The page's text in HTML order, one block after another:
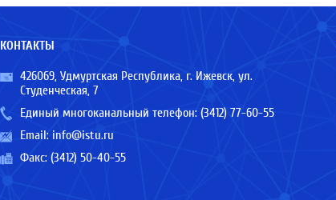
КОНТАКТЫ
426069, Удмуртская Республика, г. Ижевск, ул.
Студенческая, 7
Единый многоканальный телефон: (3412) 77-60-55
Email: info@istu.ru
Факс: (3412) 50-40-55